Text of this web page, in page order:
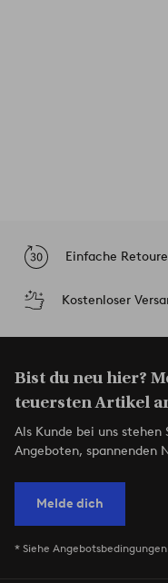
Einfache Retoure
Kostenloser
Bist du neu hier?
teuersten Artikel
Als Kunde bei uns
Angeboten, spannenden
Melde dich
* Siehe